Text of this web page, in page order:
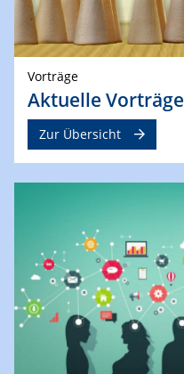
Vorträge
Aktuelle Vorträge
Zur Übersicht